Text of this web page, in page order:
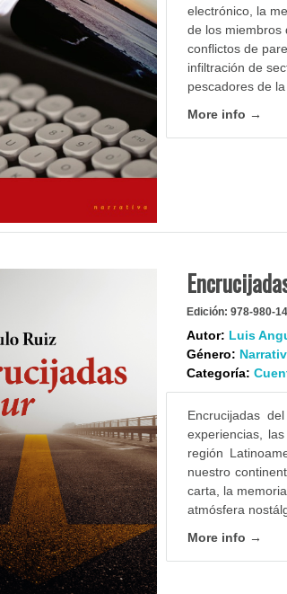
electrónico, la
de los miembros
conflictos de
infiltración de
pescadores de
More info →
Edición: 978-980-
Autor: Luis
Género:
Categoría:
Encrucijadas
experiencias,
región
nuestro
carta, la
atmósfera
More info →